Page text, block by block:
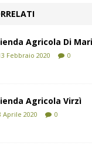
Agricola Di
Febbraio 2020 0
Agricola Virzì
Aprile 2020 0